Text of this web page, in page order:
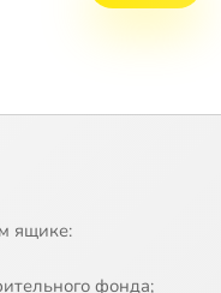
ящике:
фонда;